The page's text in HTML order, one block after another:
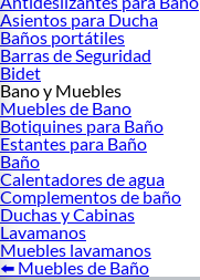
Asientos para Ducha
Baños portátiles
Barras de Seguridad
Bidet
Bano y Muebles
Muebles de Bano
Botiquines para Baño
Estantes para Baño
Baño
Calentadores de agua
Complementos de baño
Duchas y Cabinas
Lavamanos
Muebles lavamanos
⬅️ Muebles de Baño